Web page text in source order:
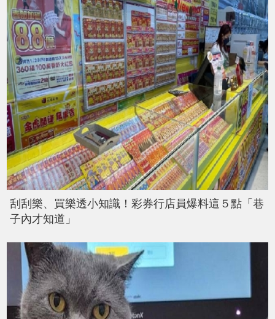
刮刮樂、買樂透小知識！彩券行店員爆料這５點「巷
子內才知道」